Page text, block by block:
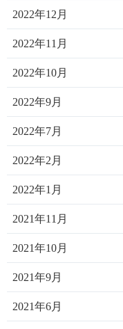
2022年12月
2022年11月
2022年10月
2022年9月
2022年7月
2022年2月
2022年1月
2021年11月
2021年10月
2021年9月
2021年6月